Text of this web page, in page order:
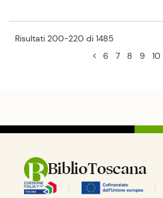
Risultati 200-220 di 1485
6
7 8 9 10
BiblioToscana